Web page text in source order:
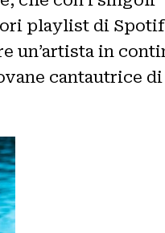
playlist di
un’artista in
cantautrice